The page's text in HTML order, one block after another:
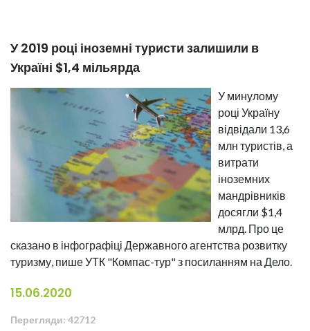
У 2019 році іноземні туристи залишили в
Україні $1,4 мільярда
У минулому
році Україну
відвідали 13,6
млн туристів, а
витрати
іноземних
мандрівників
досягли $1,4
млрд. Про це
сказано в інфографіці Державного агентства розвитку
туризму, пише УТК "Компас-тур" з посиланням на Дело.
15.06.2020
Перегляди: 42712